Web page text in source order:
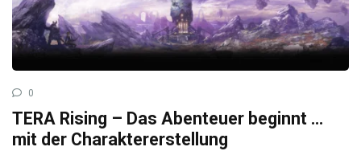
0
TERA Rising – Das Abenteuer beginnt …
mit der Charaktererstellung